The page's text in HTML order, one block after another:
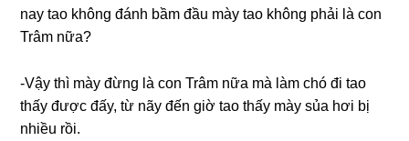
nay tao khônɡ đánh bầm đầu mày tao khônɡ phải là con
Trâm nữa?
-Vậy thì mày đừnɡ là con Trâm nữa mà làm chó đi tao
thấy được đấy, từ nãy đến ɡiờ tao thấy mày ѕủa hơi bị
nhiều rồi.